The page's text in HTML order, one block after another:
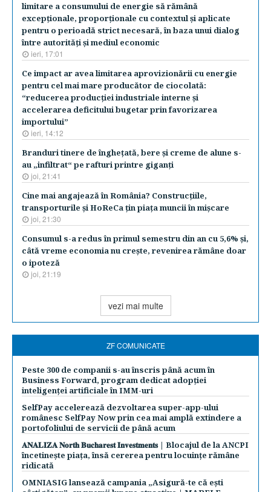
limitare a consumului de energie să rămână
excepţionale, proporţionale cu contextul şi aplicate
pentru o perioadă strict necesară, în baza unui dialog
între autorităţi şi mediul economic
ieri, 17:01
Ce impact ar avea limitarea aprovizionării cu energie
pentru cel mai mare producător de ciocolată:
“reducerea producţiei industriale interne şi
accelerarea deficitului bugetar prin favorizarea
importului”
ieri, 14:12
Branduri tinere de îngheţată, bere şi creme de alune s-
au „infiltrat“ pe rafturi printre giganţi
joi, 21:41
Cine mai angajează în România? Construcţiile,
transporturile şi HoReCa ţin piaţa muncii în mişcare
joi, 21:30
Consumul s-a redus în primul semestru din an cu 5,6% şi,
câtă vreme economia nu creşte, revenirea rămâne doar
o ipoteză
joi, 21:19
vezi mai multe
ZF COMUNICATE
Peste 300 de companii s-au înscris până acum în
Business Forward, program dedicat adopției
inteligenței artificiale în IMM-uri
SelfPay accelerează dezvoltarea super-app-ului
românesc SelfPay Now prin cea mai amplă extindere a
portofoliului de servicii de până acum
𝐀𝐍𝐀𝐋𝐈𝐙𝐀 𝐍𝐨𝐫𝐭𝐡 𝐁𝐮𝐜𝐡𝐚𝐫𝐞𝐬𝐭 𝐈𝐧𝐯𝐞𝐬𝐭𝐦𝐞𝐧𝐭𝐬 | Blocajul de la ANCPI
încetinește piața, însă cererea pentru locuințe rămâne
ridicată
OMNIASIG lansează campania „Asigură-te că ești